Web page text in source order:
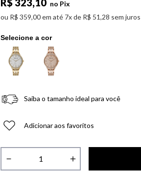
R$ 323,10 no Pix
ou R$ 359,00em até 7x de R$ 51,28 sem juros
Saiba o tamanho ideal para você
Adicionar aos favoritos
＋
－